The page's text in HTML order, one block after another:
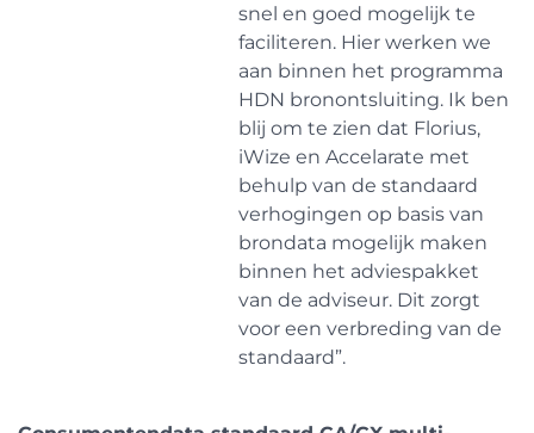
snel en goed mogelijk te
faciliteren. Hier werken we
aan binnen het programma
HDN bronontsluiting. Ik ben
blij om te zien dat Florius,
iWize en Accelarate met
behulp van de standaard
verhogingen op basis van
brondata mogelijk maken
binnen het adviespakket
van de adviseur. Dit zorgt
voor een verbreding van de
standaard”.